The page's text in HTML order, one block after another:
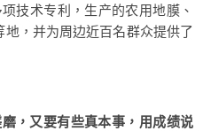
技术专利，生产的农用地膜、
，并为周边近百名群众提供了
，又要有些真本事，用成绩说